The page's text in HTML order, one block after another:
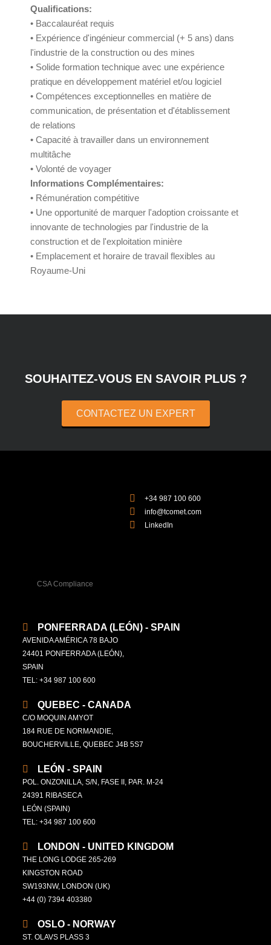
Qualifications:
• Baccalauréat requis
• Expérience d'ingénieur commercial (+ 5 ans) dans
l'industrie de la construction ou des mines
• Solide formation technique avec une expérience
pratique en développement matériel et/ou logiciel
• Compétences exceptionnelles en matière de
communication, de présentation et d'établissement
de relations
• Capacité à travailler dans un environnement
multitâche
• Volonté de voyager
Informations Complémentaires:
• Rémunération compétitive
• Une opportunité de marquer l'adoption croissante et
innovante de technologies par l'industrie de la
construction et de l'exploitation minière
• Emplacement et horaire de travail flexibles au
Royaume-Uni
SOUHAITEZ-VOUS EN SAVOIR PLUS ?
CONTACTEZ UN EXPERT
+34 987 100 600
info@tcomet.com
LinkedIn
CSA Compliance
PONFERRADA (LEÓN) - SPAIN
AVENIDA AMÉRICA 78 BAJO
24401 PONFERRADA (LEÓN),
SPAIN
TEL: +34 987 100 600
QUEBEC - CANADA
C/O MOQUIN AMYOT
184 RUE DE NORMANDIE,
BOUCHERVILLE, QUEBEC J4B 5S7
LEÓN - SPAIN
POL. ONZONILLA, S/N, FASE II, PAR. M-24
24391 RIBASECA
LEÓN (SPAIN)
TEL: +34 987 100 600
LONDON - UNITED KINGDOM
THE LONG LODGE 265-269
KINGSTON ROAD
SW193NW, LONDON (UK)
+44 (0) 7394 403380
OSLO - NORWAY
ST. OLAVS PLASS 3